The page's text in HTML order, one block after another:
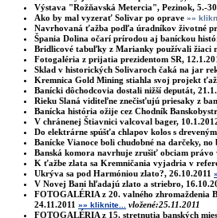
Výstava "Rožňavská Metercia", Pezinok, 5.-
Ako by mal vyzerať Solivar po oprave »»
Navrhovaná ťažba podľa úradníkov životné
Špania Dolina očarí prírodou aj baníckou
Bridlicové tabuľky z Marianky používali žiaci
Fotogaléria z prijatia prezidentom SR,
Sklad v historických Solivaroch čaká na jar
Kremnica Gold Mining stiahla svoj projekt
Banícki dôchodcovia dostali nižší deputát,
Rieku Slaná viditeľne znečisťujú priesaky z
Banícka história ožije cez Chodník
V chránenej Štiavnici valcoval bager,
Do elektrárne spúšťa chlapov kolos s
Banícke Vianoce boli chudobné na darčeky,
Banská komora navrhuje zrušiť obciam právo
K ťažbe zlata sa Kremničania vyjadria v
Ukrýva sa pod Harmóniou zlato?, 26.10.2011
V Novej Bani hľadajú zlato a striebro,
FOTOGALÉRIA z 20. valného zhromaždenia
24.11.2011 »» kliknite...
vložené:25.11.2011
FOTOGALÉRIA z 15. stretnutia banských